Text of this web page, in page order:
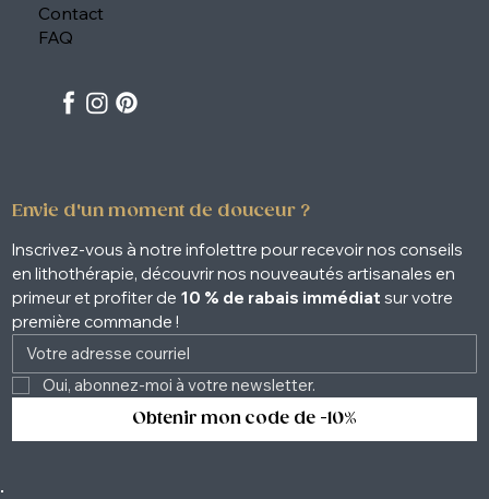
Contact
FAQ
Envie d'un moment de douceur ?
Inscrivez-vous à notre infolettre pour recevoir nos conseils
en lithothérapie, découvrir nos nouveautés artisanales en
primeur et profiter de 10 % de rabais immédiat sur votre
première commande !
Obtenir mon code de -10%